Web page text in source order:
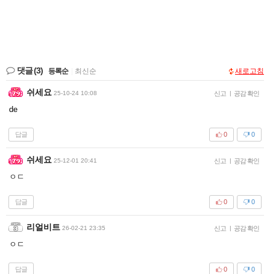
댓글(3) 등록순 최신순 새로고침
쉬세요 25-10-24 10:08 신고 | 공감 확인
de
답글 0
0
쉬세요 25-12-01 20:41 신고 | 공감 확인
ㅇㄷ
답글 0
0
리얼비트 26-02-21 23:35 신고 | 공감 확인
ㅇㄷ
답글 0
0